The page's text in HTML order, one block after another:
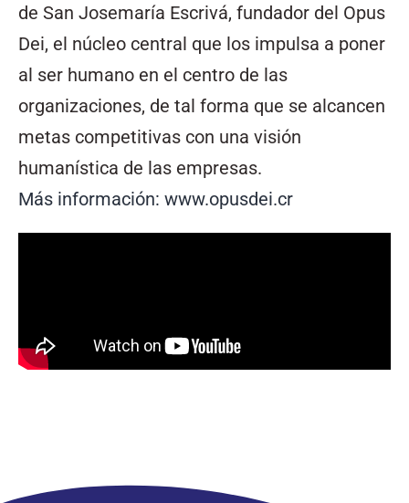
de San Josemaría Escrivá, fundador del Opus
Dei, el núcleo central que los impulsa a poner
al ser humano en el centro de las
organizaciones, de tal forma que se alcancen
metas competitivas con una visión
humanística de las empresas.
Más información: www.opusdei.cr